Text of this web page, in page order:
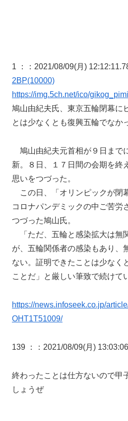
1 ： ：2021/08/09(月)
2BP(10000)
https://img.5ch.net/ico/
鳩山由紀夫氏、東京五輪閉幕に
とは少なくとも復興五輪でなか
鳩山由紀夫元首相が９日まで
新。８日、１７日間の会期を終
思いをつづった。
この日、「オリンピックが閉
コロナパンデミックの中ご苦労
つづった鳩山氏。
「ただ、五輪と感染拡大は無
が、五輪関係者の感染もあり、
ない。証明できたことは少なく
ことだ」と厳しい筆致で続けて
https://news.infoseek.co.jp/
OHT1T51009/
139 ： ：2021/08/09(月)
終わったことは仕方ないので甲
しょうぜ